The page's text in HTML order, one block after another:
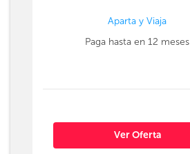
Aparta y Viaja
Paga hasta en 12 meses
Ver Oferta